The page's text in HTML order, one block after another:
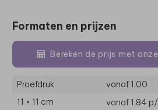
Formaten en prijzen
Bereken de prijs met
Proefdruk
vanaf 1,00
11 × 11 cm
vanaf 1,84